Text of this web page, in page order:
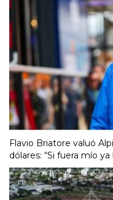
Flavio Briatore valuó
dólares: “Si fuera mío